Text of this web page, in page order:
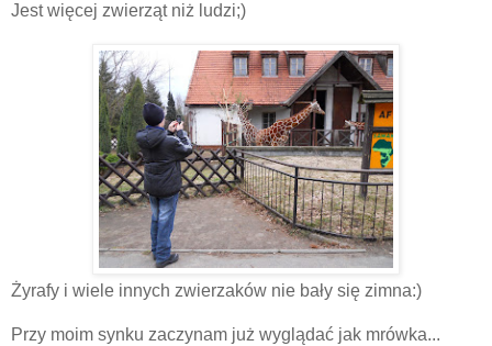
Jest więcej zwierząt niż ludzi;)
Żyrafy i wiele innych zwierzaków nie bały się zimna:)
Przy moim synku zaczynam już wyglądać jak mrówka...